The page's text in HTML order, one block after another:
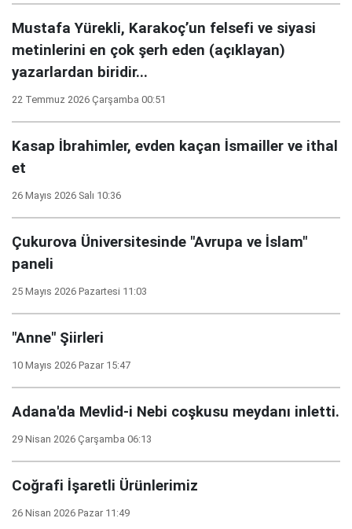
Mustafa Yürekli, Karakoç’un felsefi ve siyasi
metinlerini en çok şerh eden (açıklayan)
yazarlardan biridir...
22 Temmuz 2026 Çarşamba 00:51
Kasap İbrahimler, evden kaçan İsmailler ve ithal
et
26 Mayıs 2026 Salı 10:36
Çukurova Üniversitesinde "Avrupa ve İslam"
paneli
25 Mayıs 2026 Pazartesi 11:03
"Anne" Şiirleri
10 Mayıs 2026 Pazar 15:47
Adana'da Mevlid-i Nebi coşkusu meydanı inletti.
29 Nisan 2026 Çarşamba 06:13
Coğrafi İşaretli Ürünlerimiz
26 Nisan 2026 Pazar 11:49